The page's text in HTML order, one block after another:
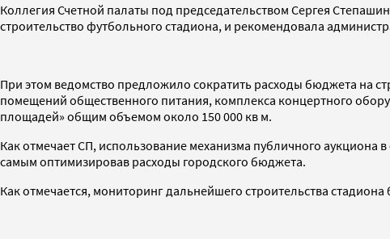
Коллегия Счетной палаты под председательством Сергея
строительство футбольного стадиона, и рекомендовала
При этом ведомство предложило сократить расходы бюджета на
помещений общественного питания, комплекса концертного
площадей» общим объемом около 150 000 кв м.
Как отмечает СП, использование механизма публичного
самым оптимизировав расходы городского бюджета.
Как отмечается, мониторинг дальнейшего строительства